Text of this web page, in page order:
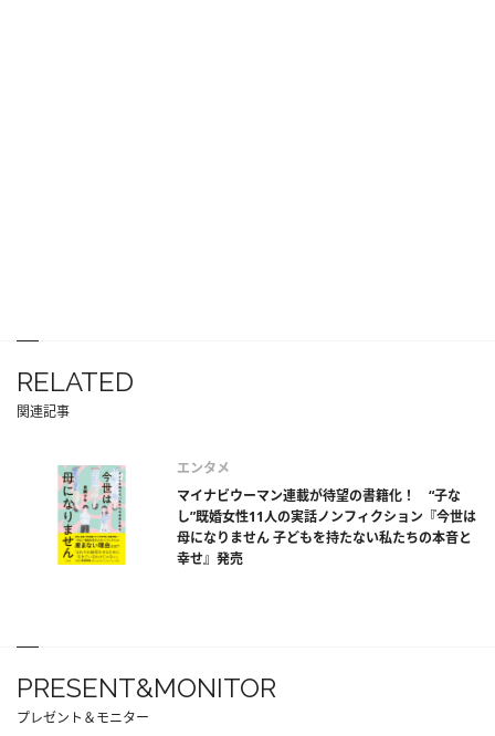
RELATED
関連記事
エンタメ
マイナビウーマン連載が待望の書籍化！ “子な
し”既婚女性11人の実話ノンフィクション『今世は
母になりません 子どもを持たない私たちの本音と
幸せ』発売
PRESENT&MONITOR
プレゼント＆モニター